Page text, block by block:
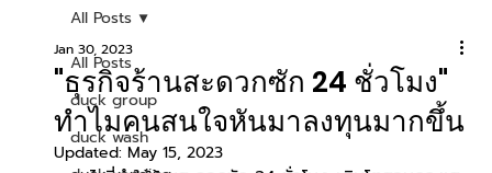
All Posts
duck group
duck wash
All Posts
"ธุรกิจร้านสะดวกซัก 24 ชั่วโมง"
ทำไมคนสนใจหันมาลงทุนมากขึ้น
Jan 30, 2023
Updated: May 15, 2023